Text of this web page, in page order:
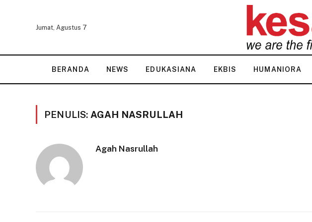
Jumat, Agustus 7
BERANDA NEWS EDUKASIANA EKBIS HUMANIORA
PENULIS: AGAH NASRULLAH
Agah Nasrullah